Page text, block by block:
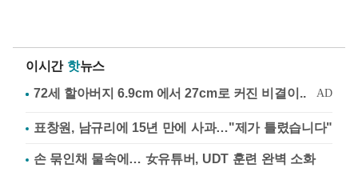
이시간 핫뉴스
표창원, 남규리에 15년 만에 사과…"제가 틀렸습니다"
손 묶인채 물속에… 女유튜버, UDT 훈련 완벽 소화